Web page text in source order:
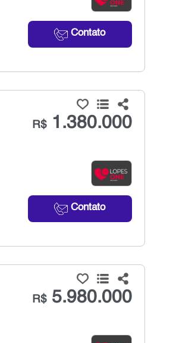
Contato
R$1.380.000
Contato
R$5.980.000